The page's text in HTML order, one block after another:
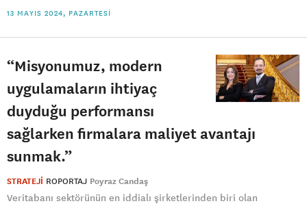
13 MAYIS 2024, PAZARTESI
“Misyonumuz, modern
uygulamaların ihtiyaç
duyduğu performansı
sağlarken firmalara maliyet avantajı
sunmak.”
STRATEJİ ROPORTAJ Poyraz Candaş
Veritabanı sektörünün en iddialı şirketlerinden biri olan